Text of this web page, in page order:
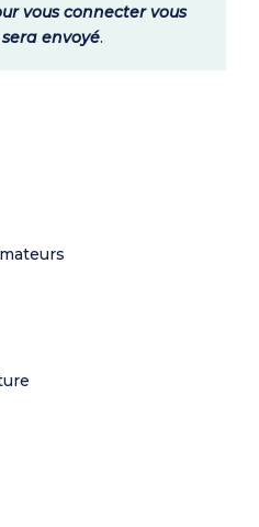
vous connecter vous
sera envoyé.